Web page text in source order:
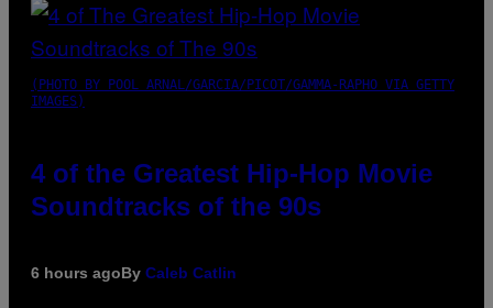
(PHOTO BY POOL ARNAL/GARCIA/PICOT/GAMMA-RAPHO VIA GETTY
IMAGES)
4 of the Greatest Hip-Hop Movie
Soundtracks of the 90s
6 hours agoBy Caleb Catlin